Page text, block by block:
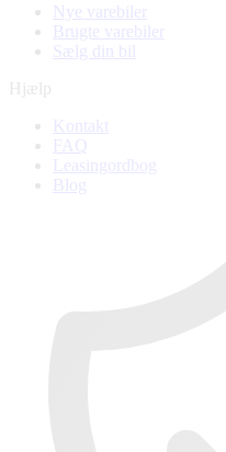
Nye varebiler
Brugte varebiler
Sælg din bil
Hjælp
Kontakt
FAQ
Leasingordbog
Blog